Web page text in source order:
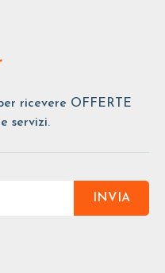
ricevere OFFERTE
servizi.
INVIA